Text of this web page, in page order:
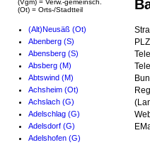
(Vgm) = Verw.-gemeinsch.
(Ot) = Orts-/Stadtteil
(Alt)Neusäß (Ot)
Abenberg (S)
Abensberg (S)
Absberg (M)
Abtswind (M)
Achsheim (Ot)
Achslach (G)
Adelschlag (G)
Adelsdorf (G)
Adelshofen (G)